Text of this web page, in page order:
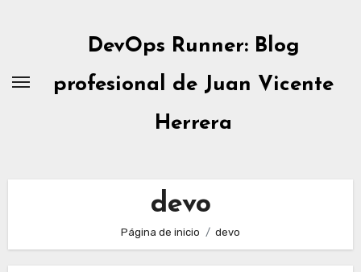
DevOps Runner: Blog
profesional de Juan Vicente
Herrera
devo
Página de inicio devo